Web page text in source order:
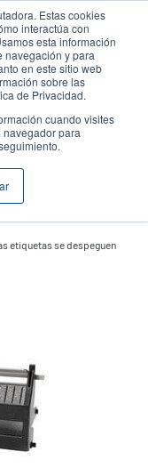
Estas cookies
interactúa con
esta información
navegación y para
en este sitio web
sobre las
de Privacidad.
cuando visites
navegador para
User
account
menu
User
Soporte Técnico
etiquetas se despeguen